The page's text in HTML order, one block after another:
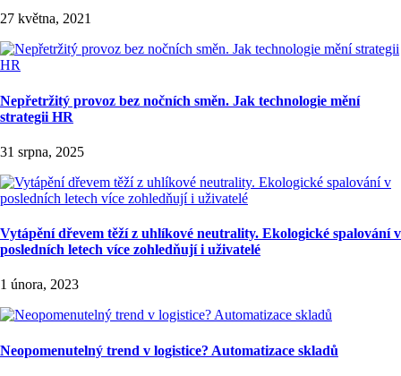
27 května, 2021
Nepřetržitý provoz bez nočních směn. Jak technologie mění
strategii HR
31 srpna, 2025
Vytápění dřevem těží z uhlíkové neutrality. Ekologické spalování v
posledních letech více zohledňují i uživatelé
1 února, 2023
Neopomenutelný trend v logistice? Automatizace skladů